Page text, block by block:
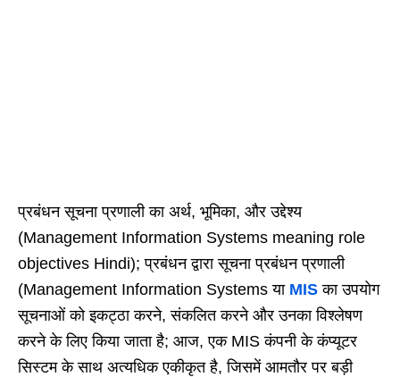
प्रबंधन सूचना प्रणाली का अर्थ, भूमिका, और उद्देश्य
(Management Information Systems meaning role
objectives Hindi); प्रबंधन द्वारा सूचना प्रबंधन प्रणाली
(Management Information Systems या MIS का उपयोग
सूचनाओं को इकट्ठा करने, संकलित करने और उनका विश्लेषण
करने के लिए किया जाता है; आज, एक MIS कंपनी के कंप्यूटर
सिस्टम के साथ अत्यधिक एकीकृत है, जिसमें आमतौर पर बड़ी